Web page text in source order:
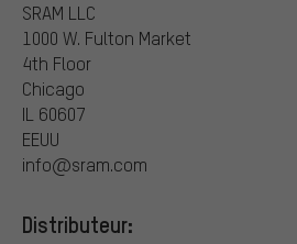
SRAM LLC
1000 W. Fulton Market
4th Floor
Chicago
IL 60607
EEUU
info@sram.com
Distributeur: